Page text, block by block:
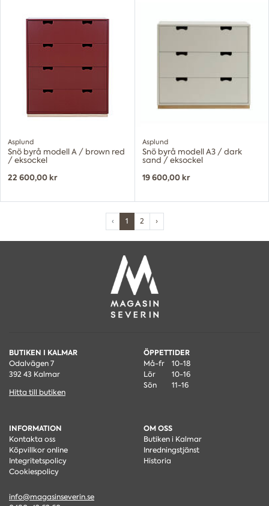
Asplund
Snö byrå modell A / brown red
/ eksockel
22 600,00 kr
Asplund
Snö byrå modell A3 / dark
sand / eksockel
19 600,00 kr
‹ 1 2 ›
BUTIKEN I KALMAR
Odalvägen 7
392 43 Kalmar
Hitta till butiken
ÖPPETTIDER
Må-fr
10-18
Lör
10-16
Sön
11-16
INFORMATION
Kontakta oss
Köpvillkor online
Integritetspolicy
Cookiespolicy
OM OSS
Butiken i Kalmar
Inredningstjänst
Historia
info@magasinseverin.se